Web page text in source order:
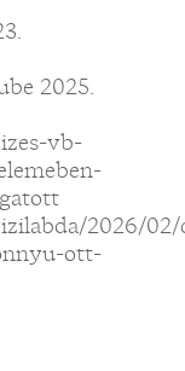
2025.
vb-
2026/02/
ott-